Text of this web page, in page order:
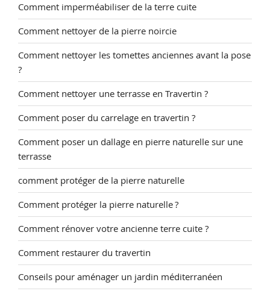
Comment imperméabiliser de la terre cuite
Comment nettoyer de la pierre noircie
Comment nettoyer les tomettes anciennes avant la pose
?
Comment nettoyer une terrasse en Travertin ?
Comment poser du carrelage en travertin ?
Comment poser un dallage en pierre naturelle sur une
terrasse
comment protéger de la pierre naturelle
Comment protéger la pierre naturelle ?
Comment rénover votre ancienne terre cuite ?
Comment restaurer du travertin
Conseils pour aménager un jardin méditerranéen